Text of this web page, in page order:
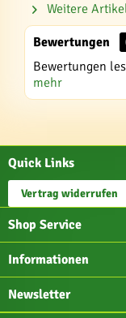
Weitere
Bewertungen
Bewertungen
mehr
Quick Links
Vertrag widerrufen
Shop Service
Informationen
Newsletter